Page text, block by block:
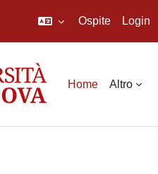
Ospite Login
Home Altro